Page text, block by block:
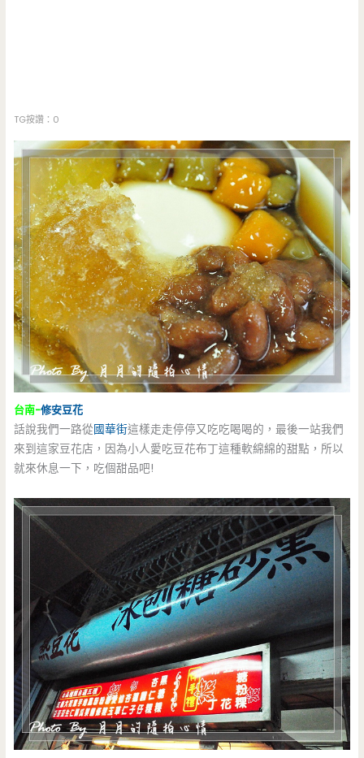
TG按讚：0
台南-修安豆花
話說我們一路從國華街這樣走走停停又吃吃喝喝的，最後一站我們
來到這家豆花店，因為小人愛吃豆花布丁這種軟綿綿的甜點，所以
就來休息一下，吃個甜品吧!